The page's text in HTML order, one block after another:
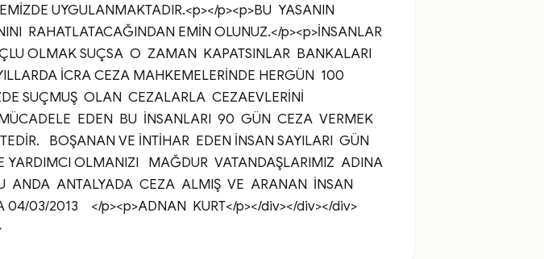
UYGULANMAKTADIR.<p></p><p>BU  YASANIN
RAHATLATACAĞINDAN EMİN OLUNUZ.</p><p>İNSANLAR
OLMAK SUÇSA  O  ZAMAN  KAPATSINLAR  BANKALARI
İCRA CEZA MAHKEMELERİNDE HERGÜN  100
SUÇMUŞ  OLAN  CEZALARLA  CEZAEVLERİNİ
EDEN  BU  İNSANLARI  90  GÜN  CEZA  VERMEK
BOŞANAN VE İNTİHAR  EDEN İNSAN SAYILARI  GÜN
OLMANIZI   MAĞDUR  VATANDAŞLARIMIZ  ADINA
ANDA  ANTALYADA  CEZA  ALMIŞ  VE  ARANAN  İNSAN
04/03/2013    </p><p>ADNAN  KURT</p></div></div></div>